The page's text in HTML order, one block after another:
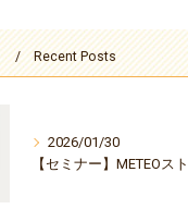
Recent Posts
2026/01/30